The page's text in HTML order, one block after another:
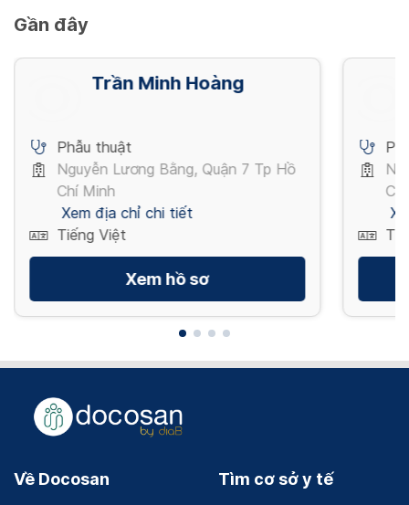
Gần đây
Trần Minh Hoàng
Phẫu thuật
Nguyễn Lương Bằng, Quận 7 Tp Hồ
Chí Minh
Xem địa chỉ chi tiết
Tiếng Việt
Xem hồ sơ
Về Docosan Tìm cơ sở y tế